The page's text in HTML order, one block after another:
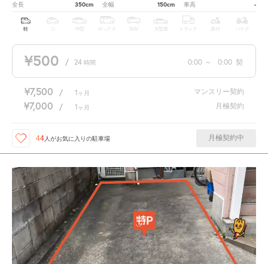
全長 350cm 全幅 150cm 車高 -
軽 中型 ボックス SUV 大型車 トラック 原付 バイク
¥500 / 24 時間 0:00 ～ 0:00 契
¥7,500 / 1 ヶ月 マンスリー契約
¥7,000 / 1 ヶ月 月極契約
44 人がお気に入りの駐車場 月極契約中